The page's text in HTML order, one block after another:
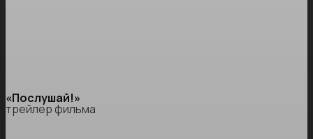
«Послушай!»
трейлер фильма